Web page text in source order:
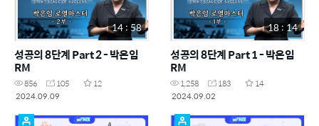
14 : 58
성공의 8단계 Part 2 - 박은임
RM
856 105
12
2024.09.09
18 : 14
성공의 8단계 Part 1 - 박은임
RM
1,258 183
14
2024.09.02